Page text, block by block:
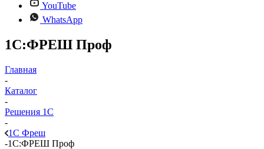
YouTube
WhatsApp
1С:ФРЕШ Проф
Главная
-
Каталог
-
Решения 1С
-
1С Фреш
-1С:ФРЕШ Проф